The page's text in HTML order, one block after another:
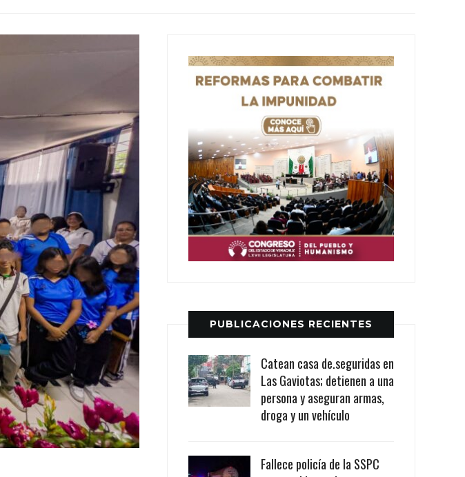
PUBLICACIONES RECIENTES
Catean casa de.seguridas en
Las Gaviotas; detienen a una
persona y aseguran armas,
droga y un vehículo
Fallece policía de la SSPC